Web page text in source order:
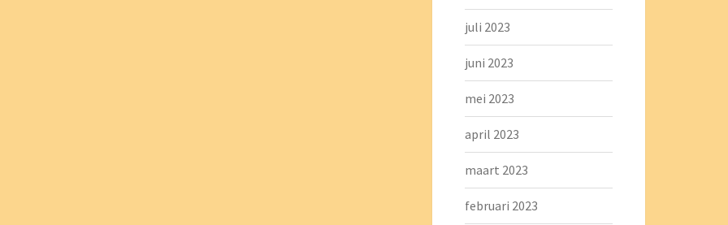
juli 2023
juni 2023
mei 2023
april 2023
maart 2023
februari 2023